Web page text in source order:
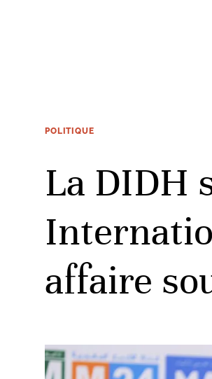
POLITIQUE
La DIDH
affaire